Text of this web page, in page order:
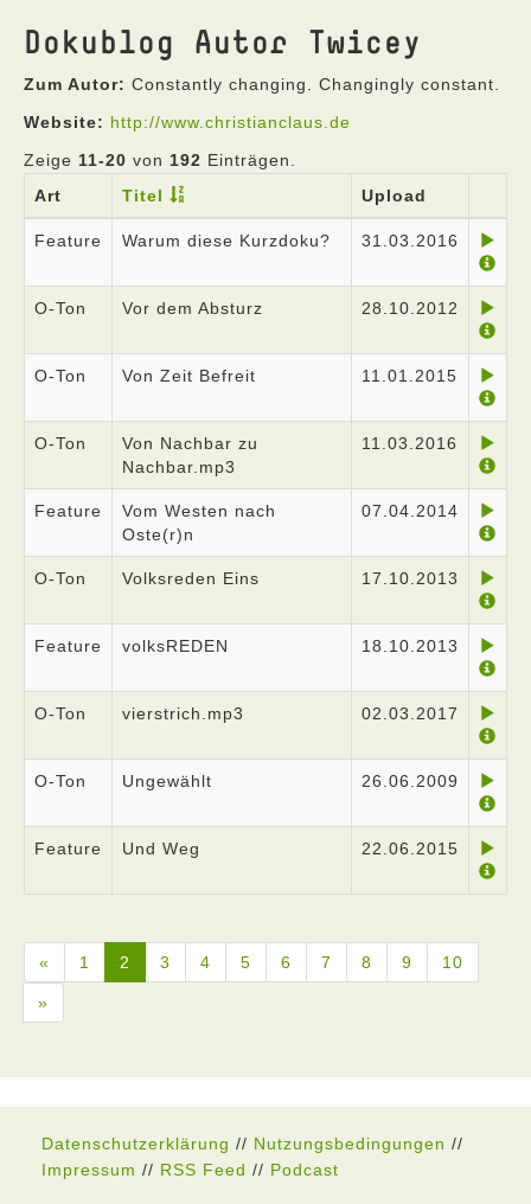
Dokublog Autor Twicey
Zum Autor: Constantly changing. Changingly constant.
Website: http://www.christianclaus.de
Zeige 11-20 von 192 Einträgen.
Art
Titel Upload
Feature Warum diese Kurzdoku? 31.03.2016
O-Ton Vor dem Absturz 28.10.2012
O-Ton Von Zeit Befreit 11.01.2015
O-Ton
Von Nachbar zu
Nachbar.mp3
11.03.2016
Feature
Vom Westen nach
Oste(r)n
07.04.2014
O-Ton Volksreden Eins 17.10.2013
Feature volksREDEN 18.10.2013
O-Ton vierstrich.mp3 02.03.2017
O-Ton Ungewählt 26.06.2009
Feature Und Weg 22.06.2015
« 1 2 3 4 5 6 7 8 9 10
»
Datenschutzerklärung // Nutzungsbedingungen //
Impressum // RSS Feed // Podcast